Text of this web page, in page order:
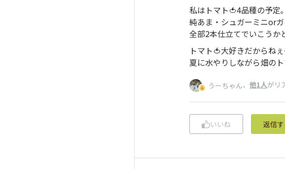
私はトマト🍅4品種の予定｡
純あま・シュガーミニor
全部2本仕立てでいこうか
トマト🍅大好きだからね
夏に水やりしながら畑の
うーちゃん、 他1人がリ
いいね 返信す